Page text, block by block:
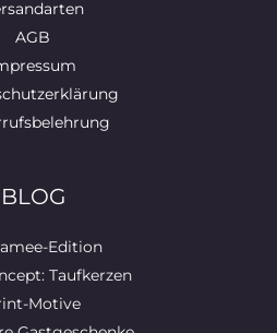
AGB
BLOG
Edition
Taufkerzen
Motive